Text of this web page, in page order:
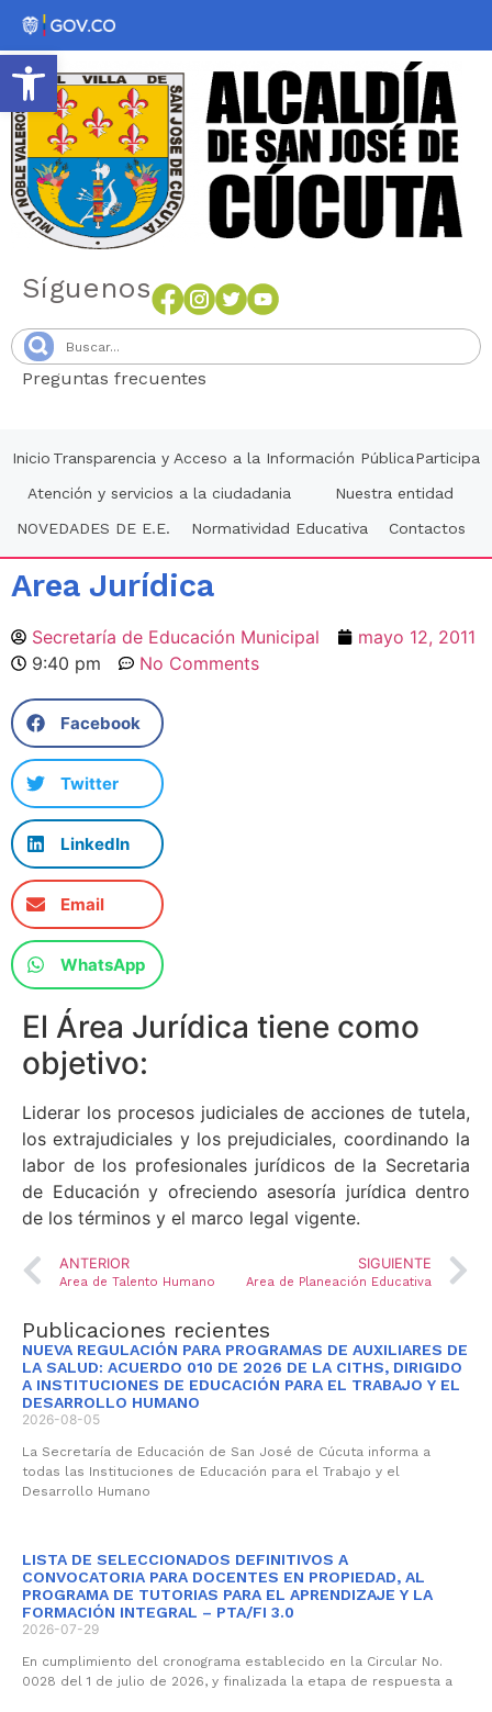
Abrir barra de herramientas
Síguenos
Preguntas frecuentes
Inicio Transparencia y Acceso a la Información PúblicaParticipa
Atención y servicios a la ciudadania
Nuestra entidad
NOVEDADES DE E.E.
Normatividad Educativa Contactos
Area Jurídica
Secretaría de Educación Municipal
mayo 12, 2011
9:40 pm
No Comments
Facebook
Twitter
LinkedIn
Email
WhatsApp
El Área Jurídica tiene como
objetivo:
Liderar los procesos judiciales de acciones de tutela,
los extrajudiciales y los prejudiciales, coordinando la
labor de los profesionales jurídicos de la Secretaria
de Educación y ofreciendo asesoría jurídica dentro
de los términos y el marco legal vigente.
ANTERIOR
Area de Talento Humano
SIGUIENTE
Area de Planeación Educativa
Publicaciones recientes
NUEVA REGULACIÓN PARA PROGRAMAS DE AUXILIARES DE
LA SALUD: ACUERDO 010 DE 2026 DE LA CITHS, DIRIGIDO
A INSTITUCIONES DE EDUCACIÓN PARA EL TRABAJO Y EL
DESARROLLO HUMANO
2026-08-05
La Secretaría de Educación de San José de Cúcuta informa a
todas las Instituciones de Educación para el Trabajo y el
Desarrollo Humano
LISTA DE SELECCIONADOS DEFINITIVOS A
CONVOCATORIA PARA DOCENTES EN PROPIEDAD, AL
PROGRAMA DE TUTORIAS PARA EL APRENDIZAJE Y LA
FORMACIÓN INTEGRAL – PTA/FI 3.0
2026-07-29
En cumplimiento del cronograma establecido en la Circular No.
0028 del 1 de julio de 2026, y finalizada la etapa de respuesta a